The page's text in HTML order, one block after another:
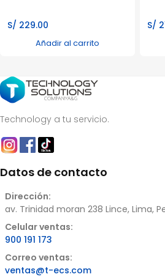
S/ 229.00
Añadir al carrito
S/
Technology a tu servicio.
Datos de contacto
Dirección:
av. Trinidad moran 238 Lince, Lima,
Celular ventas:
900 191 173
Correo ventas:
ventas@t-ecs.com